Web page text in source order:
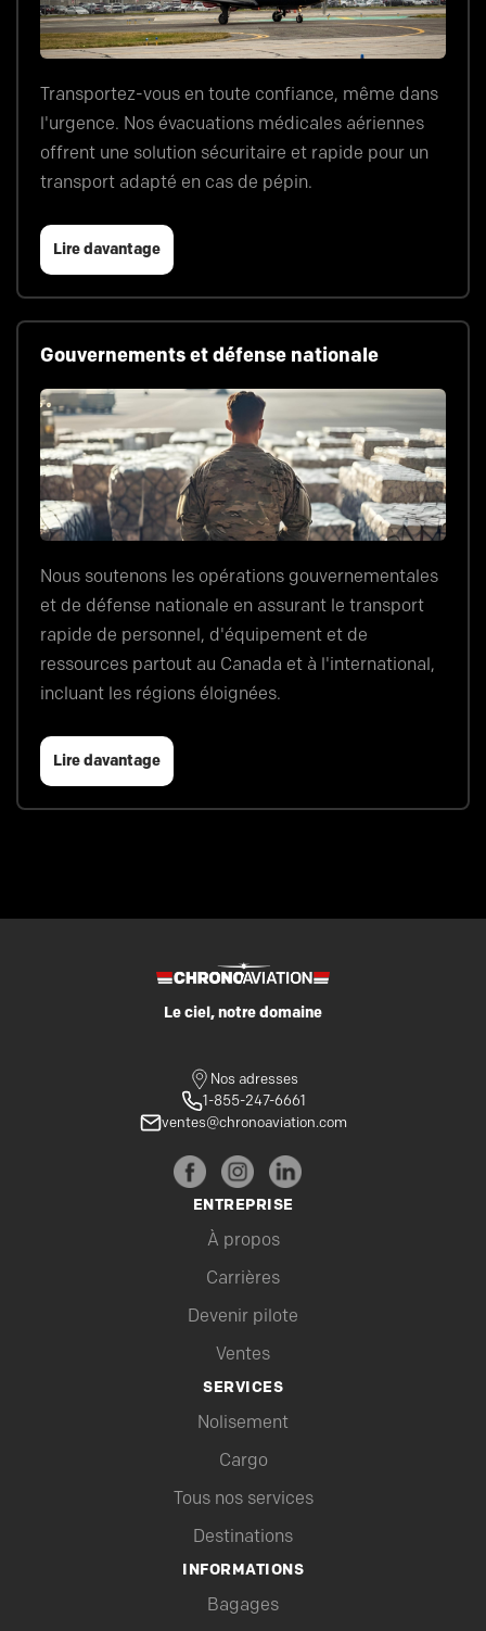
Transportez-vous en toute confiance, même dans
l'urgence. Nos évacuations médicales aériennes
offrent une solution sécuritaire et rapide pour un
transport adapté en cas de pépin.
Lire davantage
Gouvernements et défense nationale
Nous soutenons les opérations gouvernementales
et de défense nationale en assurant le transport
rapide de personnel, d'équipement et de
ressources partout au Canada et à l'international,
incluant les régions éloignées.
Lire davantage
Le ciel, notre domaine
Nos adresses
1-855-247-6661
ventes@chronoaviation.com
ENTREPRISE
À propos
Carrières
Devenir pilote
Ventes
SERVICES
Nolisement
Cargo
Tous nos services
Destinations
INFORMATIONS
Bagages